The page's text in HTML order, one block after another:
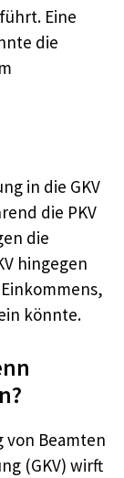
Eine
die
in die GKV
die PKV
die
hingegen
könnte.
von Beamten
(GKV) wirft